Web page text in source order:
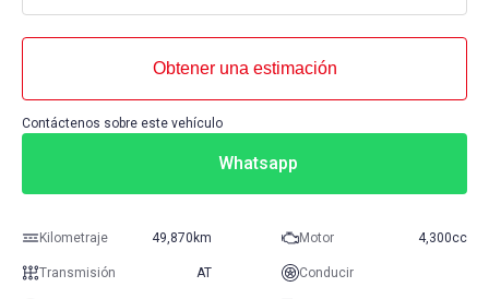
Obtener una estimación
Contáctenos sobre este vehículo
Whatsapp
Kilometraje 49,870km Motor 4,300cc
Transmisión AT Conducir